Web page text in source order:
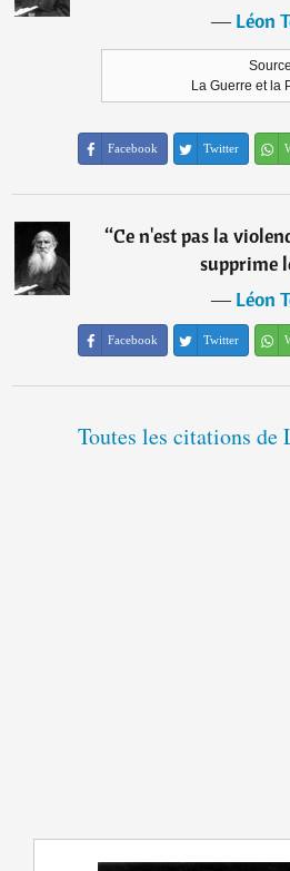
―Léon
La Guerre et la
Facebook Twitter
“Ce n'est pas la
supprime
―Léon
Facebook Twitter
Toutes les citations de